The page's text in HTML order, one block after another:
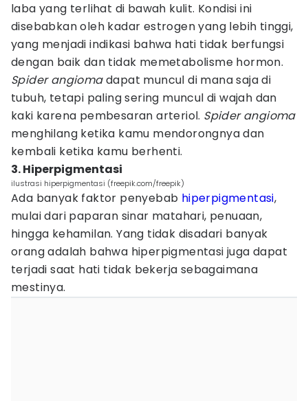
laba yang terlihat di bawah kulit. Kondisi ini
disebabkan oleh kadar estrogen yang lebih tinggi,
yang menjadi indikasi bahwa hati tidak berfungsi
dengan baik dan tidak memetabolisme hormon.
Spider angiomadapat muncul di mana saja di
tubuh, tetapi paling sering muncul di wajah dan
kaki karena pembesaran arteriol. Spider angioma
menghilang ketika kamu mendorongnya dan
kembali ketika kamu berhenti.
3. Hiperpigmentasi
ilustrasi hiperpigmentasi (freepik.com/freepik)
Ada banyak faktor penyebab hiperpigmentasi,
mulai dari paparan sinar matahari, penuaan,
hingga kehamilan. Yang tidak disadari banyak
orang adalah bahwa hiperpigmentasi juga dapat
terjadi saat hati tidak bekerja sebagaimana
mestinya.